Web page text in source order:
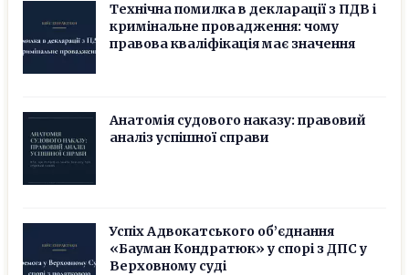
Технічна помилка в декларації з ПДВ і
кримінальне провадження: чому
правова кваліфікація має значення
Анатомія судового наказу: правовий
аналіз успішної справи
Успіх Адвокатського об’єднання
«Бауман Кондратюк» у спорі з ДПС у
Верховному суді